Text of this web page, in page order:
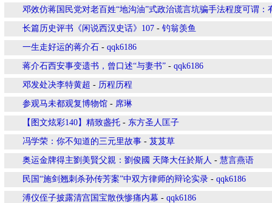
邓效仿蒋国民党对老百姓“地沟油”式政治谎言坑骗手法程度可谓
长篇历史评书《闲说西汉史话》107 - 钓翁羡鱼
一生走好运的蒋介石 - qqk6186
蒋介石西安事变遗书，曾口述“与妻书” - qqk6186
邓发处决李特黄超 - 历程历程
参观马未都观复博物馆 - 席琳
【图文炫彩140】精致盏托 - 东方圣人匡子
冯学荣：你不知道的三元里故事 - 芨芨草
奥运金牌得主劉美賢父親：劉俊國 天降大任於斯人 - 慧言燕语
民国“施剑翘刺杀孙传芳案”中双方律师的辩论实录 - qqk6186
溥仪侄子披露清宫国宝散佚惨痛内幕 - qqk6186